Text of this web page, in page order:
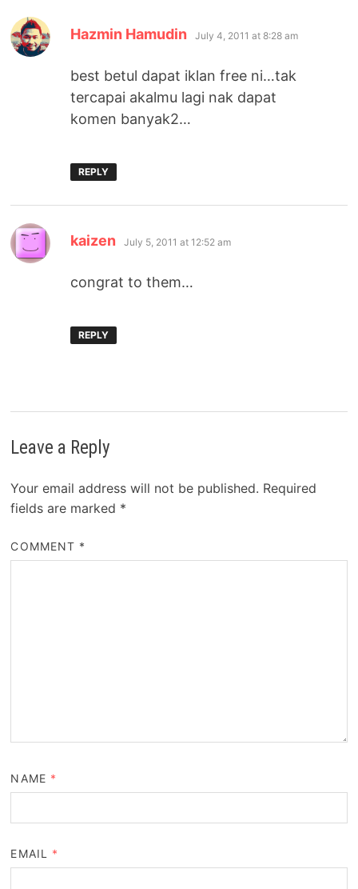
Hazmin Hamudin says:
July 4, 2011 at 8:28 am
best betul dapat iklan free ni…tak
tercapai akalmu lagi nak dapat
komen banyak2…
REPLY
kaizen says:
July 5, 2011 at 12:52 am
congrat to them…
REPLY
Leave a Reply
Your email address will not be published. Required
fields are marked *
COMMENT *
NAME *
EMAIL *